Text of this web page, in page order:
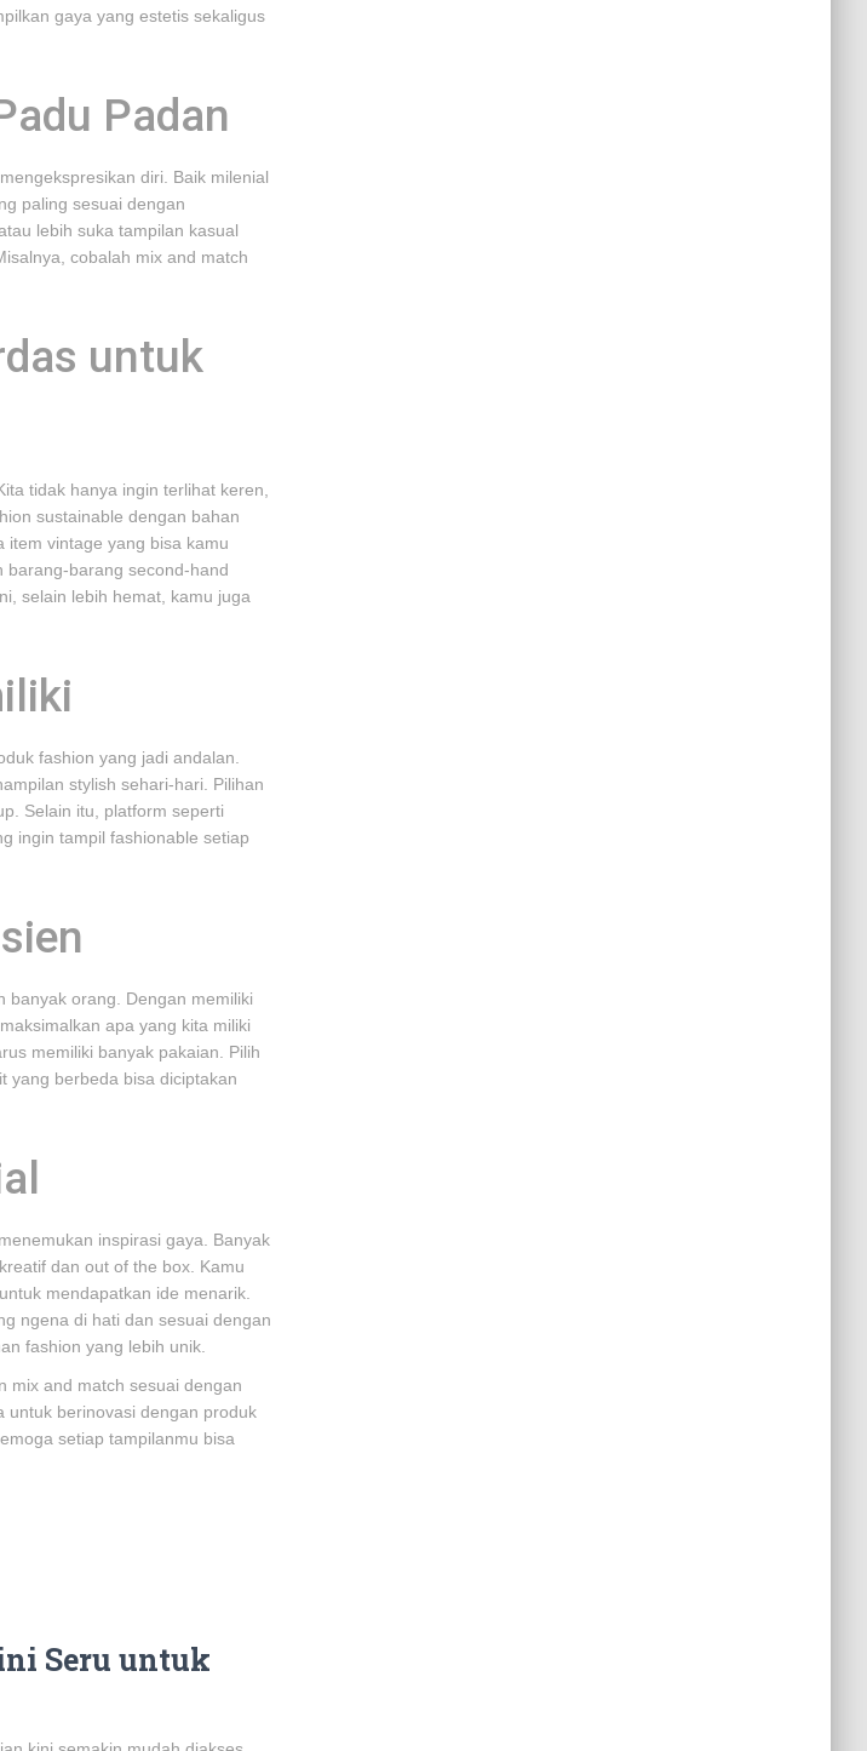
gaya yang estetis sekaligus
Padan
diri. Baik milenial
paling sesuai dengan
lebih suka tampilan kasual
cobalah mix and match
untuk
tidak hanya ingin terlihat keren,
sustainable dengan bahan
item vintage yang bisa kamu
barang-barang second-hand
selain lebih hemat, kamu juga
fashion yang jadi andalan.
stylish sehari-hari. Pilihan
Selain itu, platform seperti
ingin tampil fashionable setiap
banyak orang. Dengan memiliki
apa yang kita miliki
memiliki banyak pakaian. Pilih
yang berbeda bisa diciptakan
inspirasi gaya. Banyak
dan out of the box. Kamu
mendapatkan ide menarik.
ngena di hati dan sesuai dengan
fashion yang lebih unik.
mix and match sesuai dengan
untuk berinovasi dengan produk
setiap tampilanmu bisa
Seru untuk